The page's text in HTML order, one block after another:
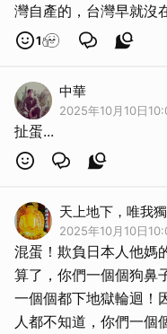
灣自產的，台灣早就沒
1
中華
2025年10月10日
扯蛋...
天上地下，唯我
2025年10月10日
混蛋！欺負日本人他媽
算了，你們一個個狗鼻
一個個都下地獄輪迴！
人都不知道，你們一個